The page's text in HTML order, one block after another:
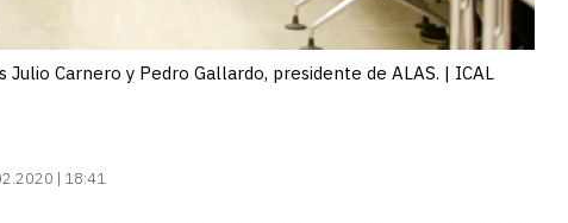
Carnero y Pedro Gallardo, presidente de ALAS. | ICAL
| 18:41